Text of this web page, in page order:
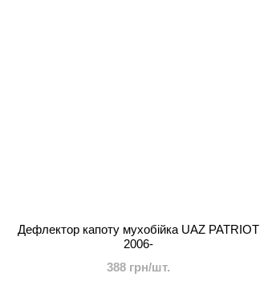
Дефлектор капоту мухобійка UAZ PATRIOT
2006-
388 грн/шт.